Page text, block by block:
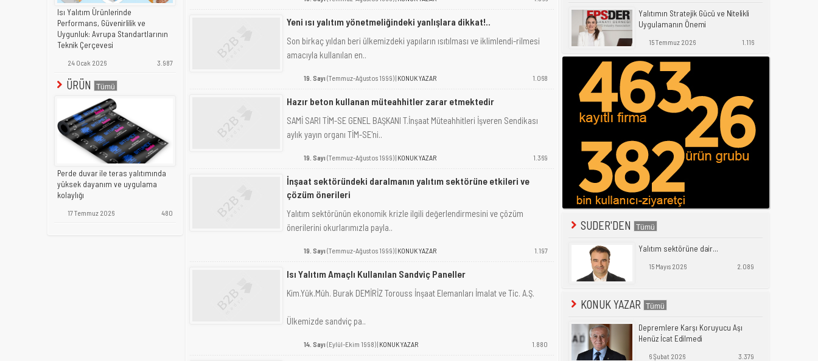
Isı Yalıtım Ürünlerinde
Performans, Güvenirlilik ve
Uygunluk: Avrupa Standartlarının
Teknik Çerçevesi
24 Ocak 2026 3.987
ÜRÜN
Perde duvar ile teras yalıtımında
yüksek dayanım ve uygulama
kolaylığı
17 Temmuz 2026 480
Yeni ısı yalıtım yönetmeliğindeki yanlışlara dikkat!..
Son birkaç yıldan beri ülkemizdeki yapıların ısıtılması ve iklimlendi-rilmesi
amacıyla kullanılan en..
19. Sayı (Temmuz-Ağustos 1999) | KONUK YAZAR 1.068
Hazır beton kullanan müteahhitler zarar etmektedir
SAMİ SARI TİM-SE GENEL BAŞKANI T.İnşaat Müteahhitleri İşveren Sendikası
aylık yayın organı TİM-SE'ni..
19. Sayı (Temmuz-Ağustos 1999) | KONUK YAZAR 1.369
İnşaat sektöründeki daralmanın yalıtım sektörüne etkileri ve
çözüm önerileri
Yalıtım sektörünün ekonomik krizle ilgili değerlendirmesini ve çözüm
önerilerini okurlarımızla payla..
19. Sayı (Temmuz-Ağustos 1999) | KONUK YAZAR 1.197
Isı Yalıtım Amaçlı Kullanılan Sandviç Paneller
Kim.Yük.Müh. Burak DEMİRİZ Torouss İnşaat Elemanları İmalat ve Tic. A.Ş.
Ülkemizde sandviç pa..
14. Sayı (Eylül-Ekim 1998) | KONUK YAZAR 1.880
Yalıtımın Stratejik Gücü ve Nitelikli
Uygulamanın Önemi
15 Temmuz 2026 1.116
SUDER'DEN
Yalıtım sektörüne dair...
15 Mayıs 2026 2.089
KONUK YAZAR
Depremlere Karşı Koruyucu Aşı
Henüz İcat Edilmedi
6 Şubat 2026 3.379